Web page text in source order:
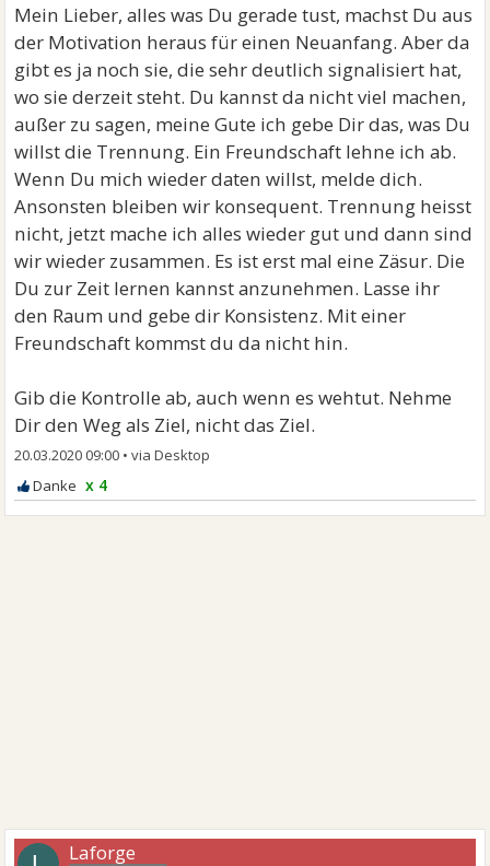
Mein Lieber, alles was Du gerade tust, machst Du aus
der Motivation heraus für einen Neuanfang. Aber da
gibt es ja noch sie, die sehr deutlich signalisiert hat,
wo sie derzeit steht. Du kannst da nicht viel machen,
außer zu sagen, meine Gute ich gebe Dir das, was Du
willst die Trennung. Ein Freundschaft lehne ich ab.
Wenn Du mich wieder daten willst, melde dich.
Ansonsten bleiben wir konsequent. Trennung heisst
nicht, jetzt mache ich alles wieder gut und dann sind
wir wieder zusammen. Es ist erst mal eine Zäsur. Die
Du zur Zeit lernen kannst anzunehmen. Lasse ihr
den Raum und gebe dir Konsistenz. Mit einer
Freundschaft kommst du da nicht hin.
Gib die Kontrolle ab, auch wenn es wehtut. Nehme
Dir den Weg als Ziel, nicht das Ziel.
20.03.2020 09:00 •
x 4
Laforge